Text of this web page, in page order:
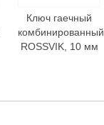
Ключ гаечный
комбинированный
ROSSVIK, 10 мм